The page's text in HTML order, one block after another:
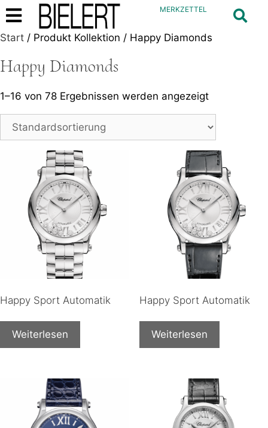
MERKZETTEL
Start / Produkt Kollektion / Happy Diamonds
Happy Diamonds
1–16 von 78 Ergebnissen werden angezeigt
Happy Sport Automatik
Weiterlesen
Happy Sport Automatik
Weiterlesen